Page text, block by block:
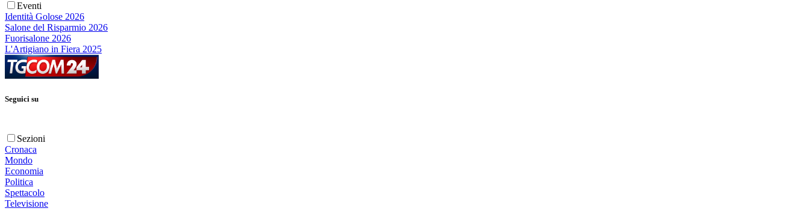
Eventi
Identità Golose 2026
Salone del Risparmio 2026
Fuorisalone 2026
L'Artigiano in Fiera 2025
Seguici su
Sezioni
Cronaca
Mondo
Economia
Politica
Spettacolo
Televisione